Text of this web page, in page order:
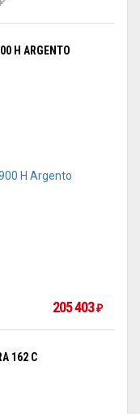
H ARGENTO
205 403₽
162 C